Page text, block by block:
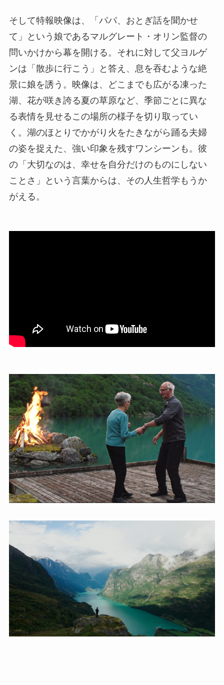
そして特報映像は、「パパ、おとぎ話を聞かせ
て」という娘であるマルグレート・オリン監督の
問いかけから幕を開ける。それに対して父ヨルゲ
ンは「散歩に行こう」と答え、息を吞むような絶
景に娘を誘う。映像は、どこまでも広がる凍った
湖、花が咲き誇る夏の草原など、季節ごとに異な
る表情を見せるこの場所の様子を切り取ってい
く。湖のほとりでかがり火をたきながら踊る夫婦
の姿を捉えた、強い印象を残すワンシーンも。彼
の「大切なのは、幸せを自分だけのものにしない
ことさ」という言葉からは、その人生哲学もうか
がえる。